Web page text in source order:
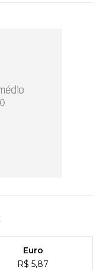
Euro
R$ 5,87